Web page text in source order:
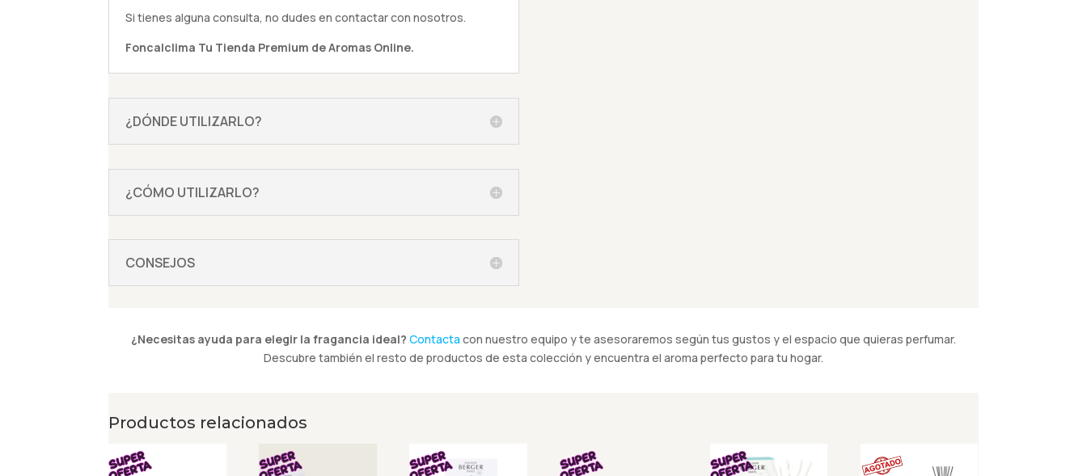
Si tienes algunaconsulta, no dudes en contactar con nosotros.
Foncalclima Tu Tienda Premium de Aromas Online.
¿DÓNDE UTILIZARLO?
¿CÓMO UTILIZARLO?
CONSEJOS
¿Necesitas ayuda para elegir la fragancia ideal? Contacta con nuestro equipo y te asesoraremos según tus gustos y el espacio que quieras perfumar.
Descubre también el resto de productos de esta colección y encuentra el aroma perfecto para tu hogar.
Productos relacionados